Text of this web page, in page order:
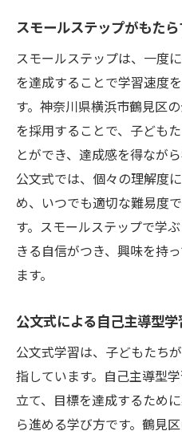
スモールステップがもた
スモールステップは、一度
を達成することで学習速度
す。神奈川県横浜市鶴見区
を採用することで、子ども
とができ、達成感を得なが
公文式では、個々の理解度
め、いつでも適切な難易度
す。スモールステップで学
きる自信がつき、興味を持
ます。
公文式による自己主導型
公文式学習は、子どもたち
指しています。自己主導型
立て、目標を達成するため
ら進める学び方です。鶴見